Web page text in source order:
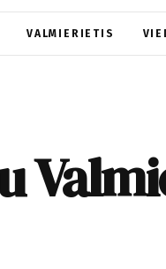
VALMIERIETIS